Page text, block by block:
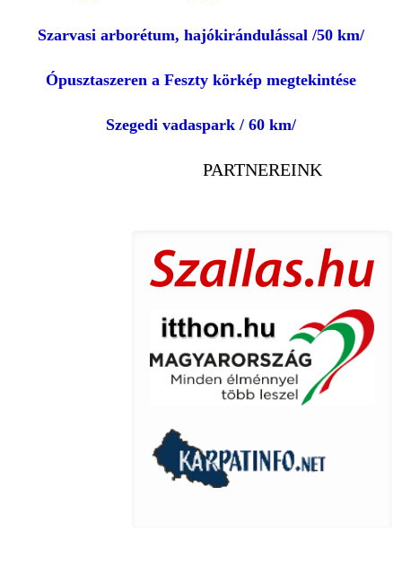
Szarvasi arborétum, hajókirándulással /50 km/
Ópusztaszeren a Feszty körkép megtekintése
Szegedi vadaspark / 60 km/
PARTNEREINK